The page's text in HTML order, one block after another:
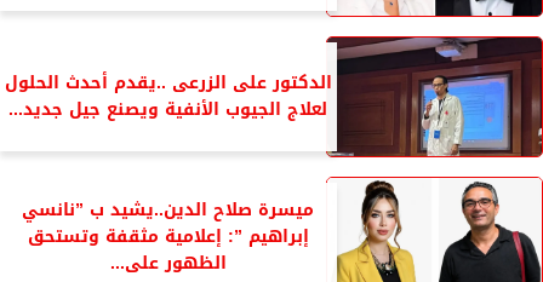
الدكتور على الزرعى ..يقدم أحدث الحلول
لعلاج الجيوب الأنفية ويصنع جيل جديد...
ميسرة صلاح الدين..يشيد ب ”نانسي
إبراهيم ”: إعلامية مثقفة وتستحق
الظهور على...